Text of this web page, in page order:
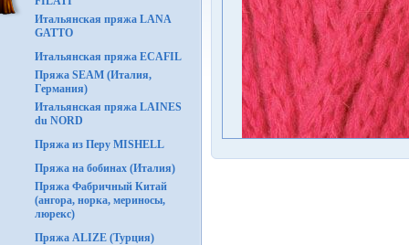
Итальянская пряжа LANA
GATTO
Итальянская пряжа ECAFIL
Пряжа SEAM (Италия,
Германия)
Итальянская пряжа LAINES
du NORD
Пряжа из Перу MISHELL
Пряжа на бобинах (Италия)
Пряжа Фабричный Китай
(ангора, норка, мериносы,
люрекс)
Пряжа ALIZE (Турция)